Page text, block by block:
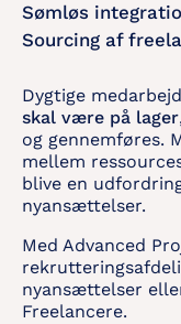
Sømløs
Sourcing af
Dygtige
skal være på lager
og gennemføres.
mellem
blive en
nyansættelser.
Med Advanced
nyansættelser
Freelancere.